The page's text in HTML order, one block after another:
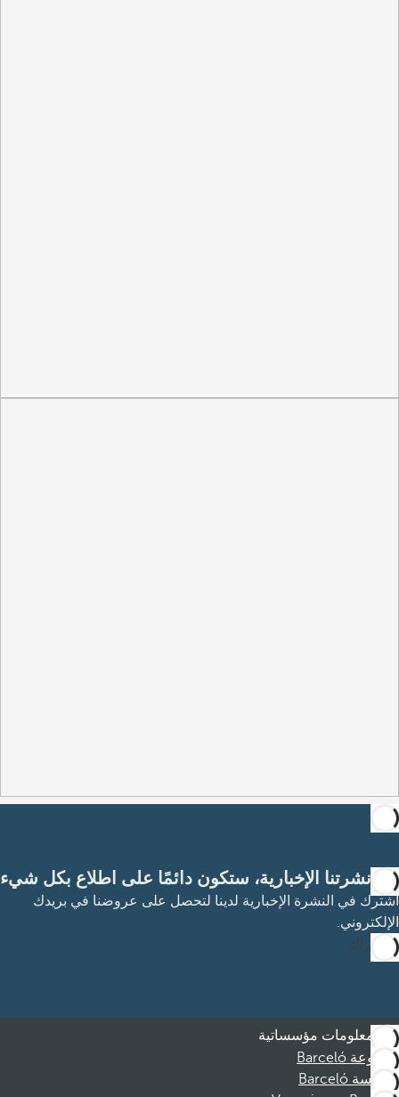
مع نشرتنا الإخبارية، ستكون دائمًا على اطلاع بكل شيء
اشترك في النشرة الإخبارية لدينا لتحصل على عروضنا في بريدك
الإلكتروني.
الاشتراك
معلومات مؤسساتية
مجموعة Barceló
مؤسسة Barceló